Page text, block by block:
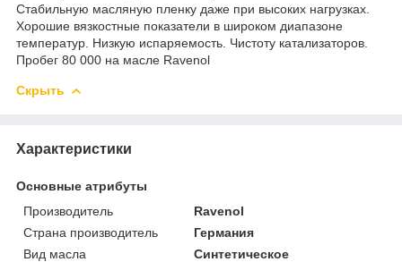
Стабильную масляную пленку даже при высоких нагрузках.
Хорошие вязкостные показатели в широком диапазоне
температур. Низкую испаряемость. Чистоту катализаторов.
Пробег 80 000 на масле Ravenol
Скрыть
Характеристики
Основные атрибуты
Производитель
Ravenol
Страна производитель
Германия
Вид масла
Синтетическое